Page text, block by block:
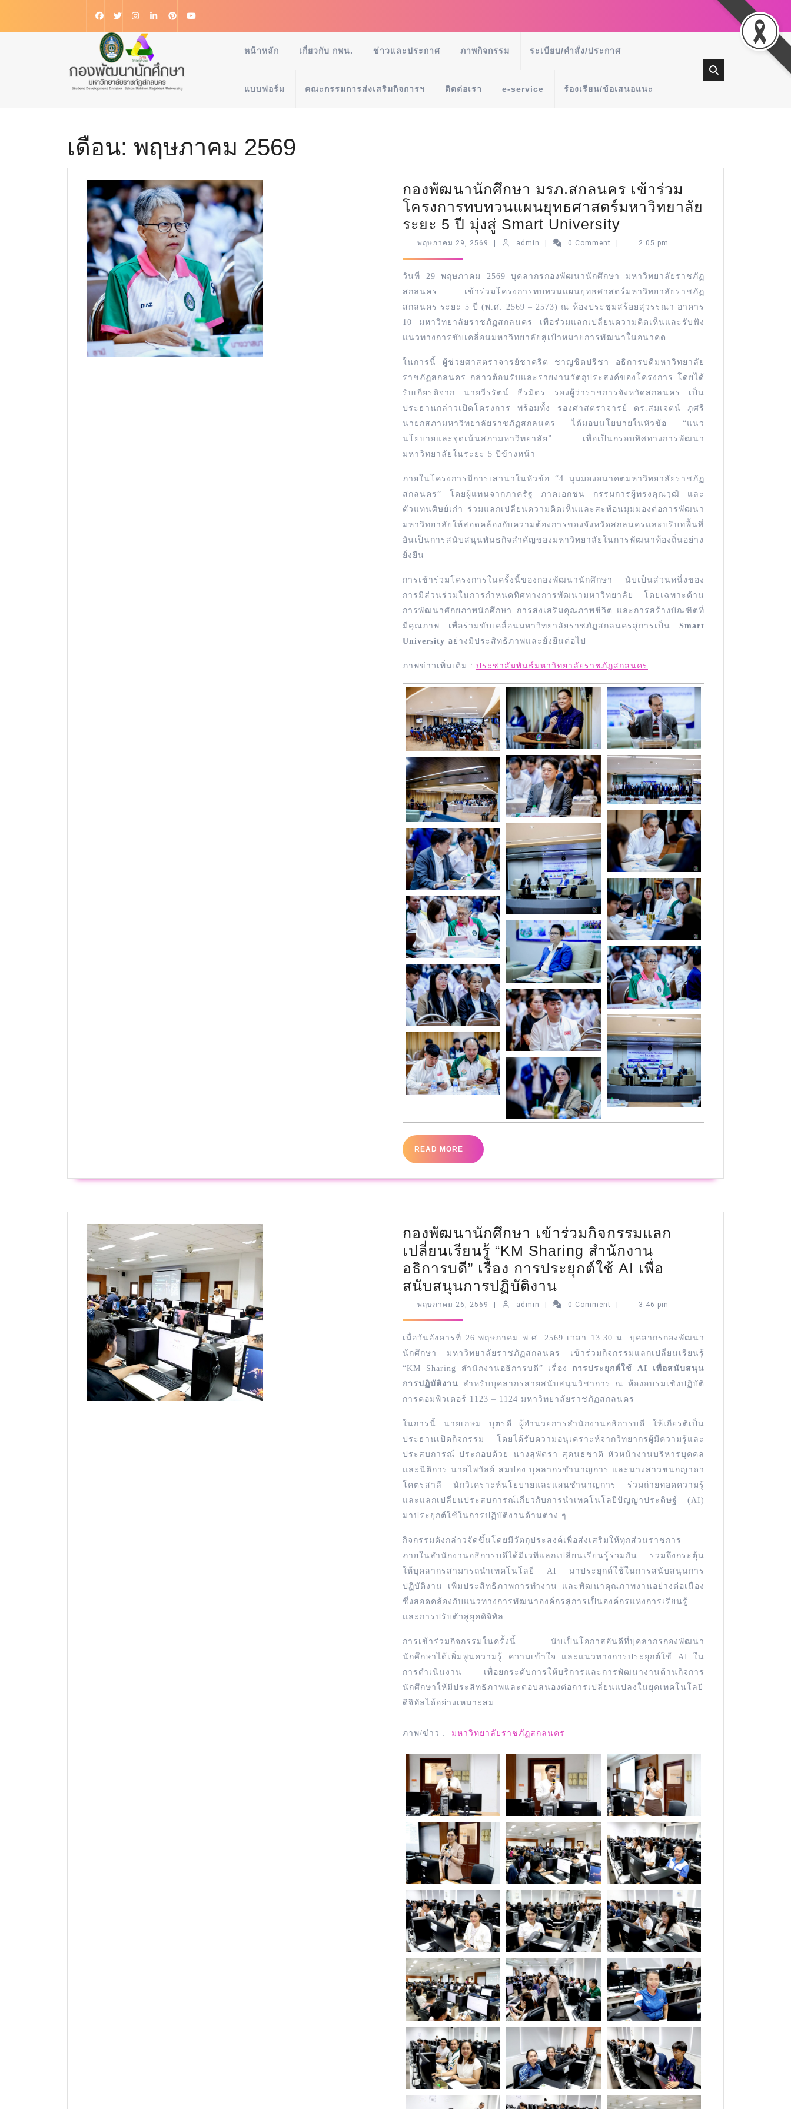
หน้าหลัก เกี่ยวกับ กพน. ข่าวและประกาศ ภาพกิจกรรม ระเบียบ/คำสั่ง/ประกาศ
แบบฟอร์ม คณะกรรมการส่งเสริมกิจการฯ ติดต่อเรา e-service ร้องเรียน/ข้อเสนอแนะ
เดือน: พฤษภาคม 2569
กองพัฒนานักศึกษา มรภ.สกลนคร เข้าร่วม
โครงการทบทวนแผนยุทธศาสตร์มหาวิทยาลัย
ระยะ 5 ปี มุ่งสู่ Smart University
พฤษภาคม 29, 2569 admin 0 Comment 2:05 pm
วันที่ 29 พฤษภาคม 2569 บุคลากรกองพัฒนานักศึกษา มหาวิทยาลัยราชภัฏ
สกลนคร เข้าร่วมโครงการทบทวนแผนยุทธศาสตร์มหาวิทยาลัยราชภัฏ
สกลนคร ระยะ 5 ปี (พ.ศ. 2569 – 2573) ณ ห้องประชุมสร้อยสุวรรณา อาคาร
10 มหาวิทยาลัยราชภัฏสกลนคร เพื่อร่วมแลกเปลี่ยนความคิดเห็นและรับฟัง
แนวทางการขับเคลื่อนมหาวิทยาลัยสู่เป้าหมายการพัฒนาในอนาคต
ในการนี้ ผู้ช่วยศาสตราจารย์ชาคริต ชาญชิตปรีชา อธิการบดีมหาวิทยาลัย
ราชภัฏสกลนคร กล่าวต้อนรับและรายงานวัตถุประสงค์ของโครงการ โดยได้
รับเกียรติจาก นายวีรรัตน์ ธีรมิตร รองผู้ว่าราชการจังหวัดสกลนคร เป็น
ประธานกล่าวเปิดโครงการ พร้อมทั้ง รองศาสตราจารย์ ดร.สมเจตน์ ภูศรี
นายกสภามหาวิทยาลัยราชภัฏสกลนคร ได้มอบนโยบายในหัวข้อ “แนว
นโยบายและจุดเน้นสภามหาวิทยาลัย” เพื่อเป็นกรอบทิศทางการพัฒนา
มหาวิทยาลัยในระยะ 5 ปีข้างหน้า
ภายในโครงการมีการเสวนาในหัวข้อ “4 มุมมองอนาคตมหาวิทยาลัยราชภัฏ
สกลนคร” โดยผู้แทนจากภาครัฐ ภาคเอกชน กรรมการผู้ทรงคุณวุฒิ และ
ตัวแทนศิษย์เก่า ร่วมแลกเปลี่ยนความคิดเห็นและสะท้อนมุมมองต่อการพัฒนา
มหาวิทยาลัยให้สอดคล้องกับความต้องการของจังหวัดสกลนครและบริบทพื้นที่
อันเป็นการสนับสนุนพันธกิจสำคัญของมหาวิทยาลัยในการพัฒนาท้องถิ่นอย่าง
ยั่งยืน
การเข้าร่วมโครงการในครั้งนี้ของกองพัฒนานักศึกษา นับเป็นส่วนหนึ่งของ
การมีส่วนร่วมในการกำหนดทิศทางการพัฒนามหาวิทยาลัย โดยเฉพาะด้าน
การพัฒนาศักยภาพนักศึกษา การส่งเสริมคุณภาพชีวิต และการสร้างบัณฑิตที่
มีคุณภาพ เพื่อร่วมขับเคลื่อนมหาวิทยาลัยราชภัฏสกลนครสู่การเป็น Smart
University อย่างมีประสิทธิภาพและยั่งยืนต่อไป
ภาพข่าวเพิ่มเติม : ประชาสัมพันธ์มหาวิทยาลัยราชภัฏสกลนคร
READ MORE
กองพัฒนานักศึกษา เข้าร่วมกิจกรรมแลก
เปลี่ยนเรียนรู้ “KM Sharing สำนักงาน
อธิการบดี” เรื่อง การประยุกต์ใช้ AI เพื่อ
สนับสนุนการปฏิบัติงาน
พฤษภาคม 26, 2569 | admin | 0 Comment | 3:46 pm
เมื่อวันอังคารที่ 26 พฤษภาคม พ.ศ. 2569 เวลา 13.30 น. บุคลากรกองพัฒนา
นักศึกษา มหาวิทยาลัยราชภัฏสกลนคร เข้าร่วมกิจกรรมแลกเปลี่ยนเรียนรู้
“KM Sharing สำนักงานอธิการบดี” เรื่อง การประยุกต์ใช้ AI เพื่อสนับสนุน
การปฏิบัติงาน สำหรับบุคลากรสายสนับสนุนวิชาการ ณ ห้องอบรมเชิงปฏิบัติ
การคอมพิวเตอร์ 1123 – 1124 มหาวิทยาลัยราชภัฏสกลนคร
ในการนี้ นายเกษม บุตรดี ผู้อำนวยการสำนักงานอธิการบดี ให้เกียรติเป็น
ประธานเปิดกิจกรรม โดยได้รับความอนุเคราะห์จากวิทยากรผู้มีความรู้และ
ประสบการณ์ ประกอบด้วย นางสุพัตรา สุคนธชาติ หัวหน้างานบริหารบุคคล
และนิติการ นายไพวัลย์ สมปอง บุคลากรชำนาญการ และนางสาวชนกญาดา
โคตรสาลี นักวิเคราะห์นโยบายและแผนชำนาญการ ร่วมถ่ายทอดความรู้
และแลกเปลี่ยนประสบการณ์เกี่ยวกับการนำเทคโนโลยีปัญญาประดิษฐ์ (AI)
มาประยุกต์ใช้ในการปฏิบัติงานด้านต่าง ๆ
กิจกรรมดังกล่าวจัดขึ้นโดยมีวัตถุประสงค์เพื่อส่งเสริมให้ทุกส่วนราชการ
ภายในสำนักงานอธิการบดีได้มีเวทีแลกเปลี่ยนเรียนรู้ร่วมกัน รวมถึงกระตุ้น
ให้บุคลากรสามารถนำเทคโนโลยี AI มาประยุกต์ใช้ในการสนับสนุนการ
ปฏิบัติงาน เพิ่มประสิทธิภาพการทำงาน และพัฒนาคุณภาพงานอย่างต่อเนื่อง
ซึ่งสอดคล้องกับแนวทางการพัฒนาองค์กรสู่การเป็นองค์กรแห่งการเรียนรู้
และการปรับตัวสู่ยุคดิจิทัล
การเข้าร่วมกิจกรรมในครั้งนี้ นับเป็นโอกาสอันดีที่บุคลากรกองพัฒนา
นักศึกษาได้เพิ่มพูนความรู้ ความเข้าใจ และแนวทางการประยุกต์ใช้ AI ใน
การดำเนินงาน เพื่อยกระดับการให้บริการและการพัฒนางานด้านกิจการ
นักศึกษาให้มีประสิทธิภาพและตอบสนองต่อการเปลี่ยนแปลงในยุคเทคโนโลยี
ดิจิทัลได้อย่างเหมาะสม
ภาพ/ข่าว : มหาวิทยาลัยราชภัฏสกลนคร